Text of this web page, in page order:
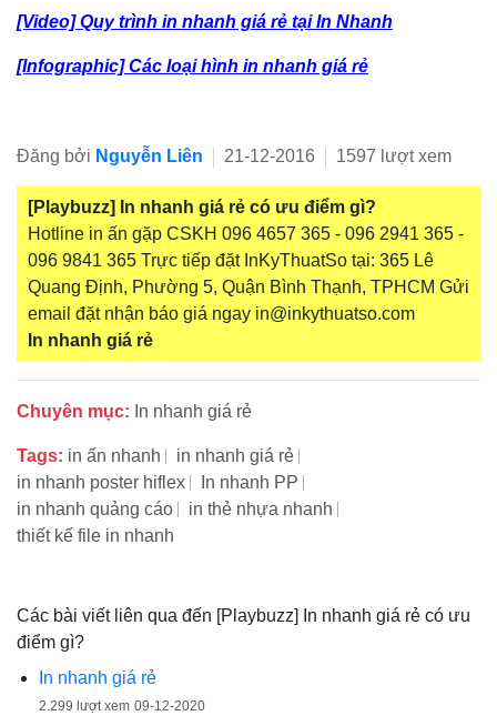
[Video] Quy trình in nhanh giá rẻ tại In Nhanh
[Infographic] Các loại hình in nhanh giá rẻ
Đăng bởi Nguyễn Liên 21-12-2016 1597 lượt xem
[Playbuzz] In nhanh giá rẻ có ưu điểm gì?
Hotline in ấn gặp CSKH 096 4657 365 - 096 2941 365 -
096 9841 365 Trực tiếp đặt InKyThuatSo tại: 365 Lê
Quang Định, Phường 5, Quận Bình Thạnh, TPHCM Gửi
email đặt nhận báo giá ngay in@inkythuatso.com
In nhanh giá rẻ
Chuyên mục: In nhanh giá rẻ
Tags: in ấn nhanh
in nhanh giá rẻ
in nhanh poster hiflex
In nhanh PP
in nhanh quảng cáo
in thẻ nhựa nhanh
thiết kế file in nhanh
Các bài viết liên qua đến [Playbuzz] In nhanh giá rẻ có ưu
điểm gì?
In nhanh giá rẻ
2.299 lượt xem 09-12-2020